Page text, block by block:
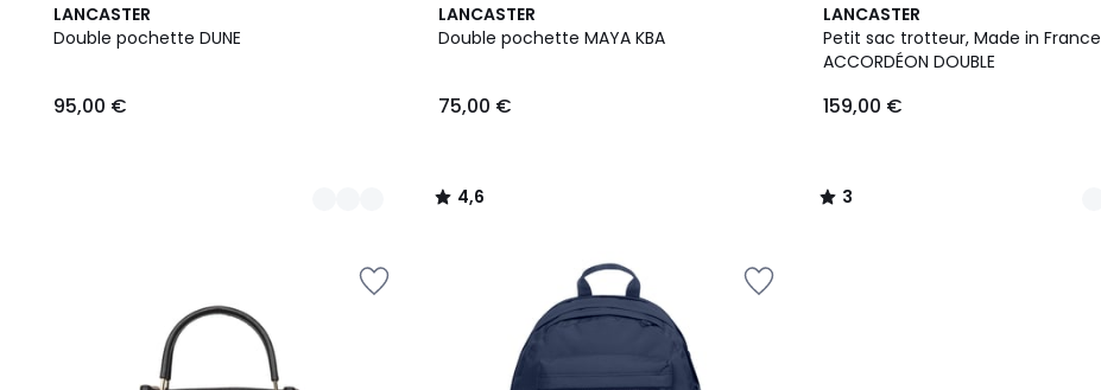
LANCASTER
Double pochette DUNE
95,00 €
4
Couleurs
LANCASTER
Double pochette MAYA KBA
75,00 €
4,6
/ 5
4,6
/
LANCASTER
Petit sac trotteur, Made in France
ACCORDÉON DOUBLE
159,00 €
3
/
5
9
Couleurs
3
/